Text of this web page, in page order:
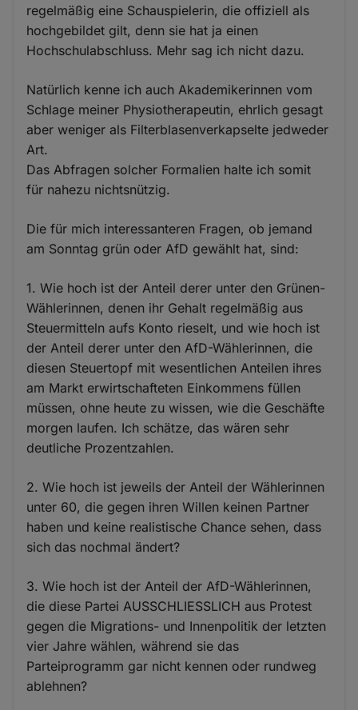
regelmäßig eine Schauspielerin, die offiziell als
hochgebildet gilt, denn sie hat ja einen
Hochschulabschluss. Mehr sag ich nicht dazu.
Natürlich kenne ich auch Akademikerinnen vom
Schlage meiner Physiotherapeutin, ehrlich gesagt
aber weniger als Filterblasenverkapselte jedweder
Art.
Das Abfragen solcher Formalien halte ich somit
für nahezu nichtsnützig.
Die für mich interessanteren Fragen, ob jemand
am Sonntag grün oder AfD gewählt hat, sind:
1. Wie hoch ist der Anteil derer unter den Grünen-
Wählerinnen, denen ihr Gehalt regelmäßig aus
Steuermitteln aufs Konto rieselt, und wie hoch ist
der Anteil derer unter den AfD-Wählerinnen, die
diesen Steuertopf mit wesentlichen Anteilen ihres
am Markt erwirtschafteten Einkommens füllen
müssen, ohne heute zu wissen, wie die Geschäfte
morgen laufen. Ich schätze, das wären sehr
deutliche Prozentzahlen.
2. Wie hoch ist jeweils der Anteil der Wählerinnen
unter 60, die gegen ihren Willen keinen Partner
haben und keine realistische Chance sehen, dass
sich das nochmal ändert?
3. Wie hoch ist der Anteil der AfD-Wählerinnen,
die diese Partei AUSSCHLIESSLICH aus Protest
gegen die Migrations- und Innenpolitik der letzten
vier Jahre wählen, während sie das
Parteiprogramm gar nicht kennen oder rundweg
ablehnen?